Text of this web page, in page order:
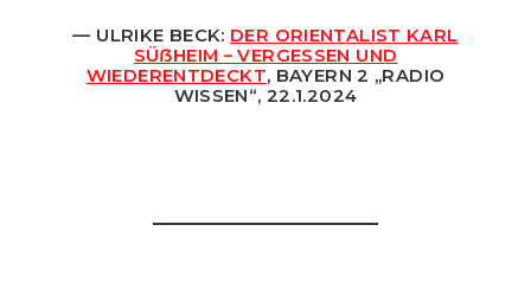
ULRIKE BECK: DER ORIENTALIST KARL
SÜẞHEIM – VERGESSEN UND
WIEDERENTDECKT, BAYERN 2 „RADIO
WISSEN“, 22.1.2024